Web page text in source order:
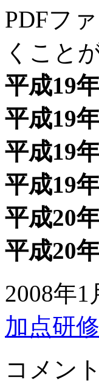
PDFフ
くこと
平成19
平成19
平成19
平成19
平成20
平成20
2008年
加点研修
コメン